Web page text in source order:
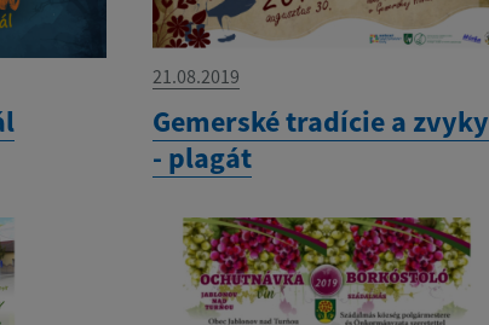
21.08.2019
Gemerské tradície a zvyky
- plagát